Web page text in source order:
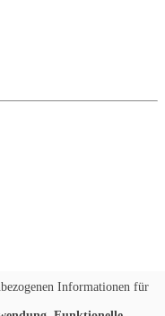
Informationen für